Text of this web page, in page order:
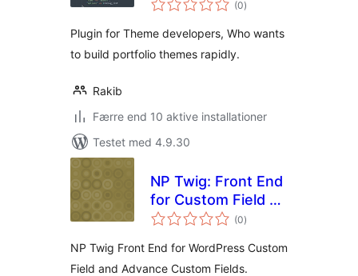
(0bedømmelser
)
Plugin for Theme developers, Who wants
to build portfolio themes rapidly.
Rakib
Færre end 10 aktive installationer
Testet med 4.9.30
NP Twig: Front End
for Custom Field &
ACF
(0totale
bedømmelser
)
NP Twig Front End for WordPress Custom
Field and Advance Custom Fields.